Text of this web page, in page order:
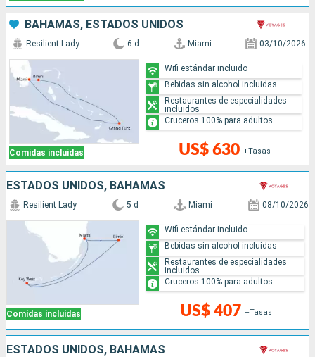
BAHAMAS, ESTADOS UNIDOS
Comidas incluidas
Resilient Lady 6 d Miami 03/10/2026
US$ 630 +Tasas
Wifi estándar incluido
Bebidas sin alcohol incluidas
Restaurantes de especialidades
incluidos
Cruceros 100% para adultos
ESTADOS UNIDOS, BAHAMAS
Comidas incluidas
Resilient Lady 5 d Miami 08/10/2026
US$ 407 +Tasas
Wifi estándar incluido
Bebidas sin alcohol incluidas
Restaurantes de especialidades
incluidos
Cruceros 100% para adultos
ESTADOS UNIDOS, BAHAMAS